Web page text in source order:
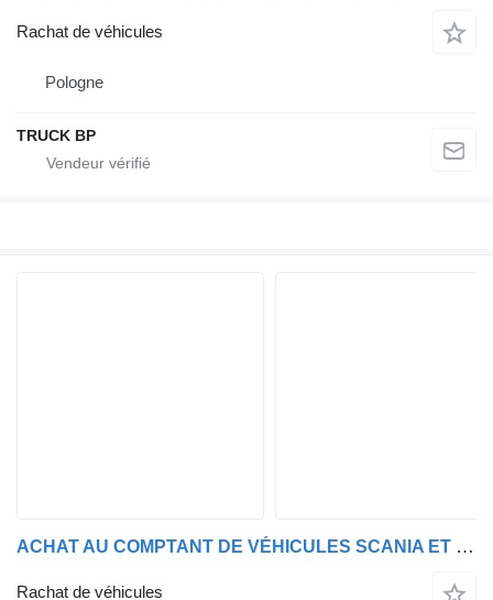
Rachat de véhicules
Pologne
TRUCK BP
ACHAT AU COMPTANT DE VÉHICULES SCANIA ET DAF
Rachat de véhicules